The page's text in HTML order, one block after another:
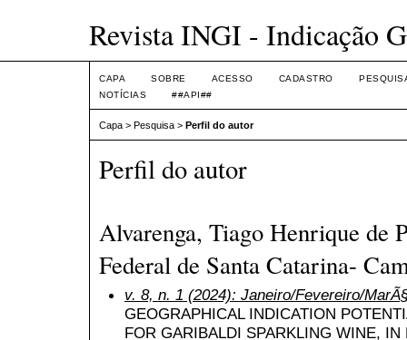
Revista INGI - Indicação
CAPA SOBRE ACESSO CADASTRO
NOTÍCIAS
##API##
Capa > Pesquisa > Perfil do autor
Perfil do autor
Alvarenga, Tiago Henrique de
Federal de Santa Catarina-
v. 8, n. 1 (2024): Janeiro/Fevereiro/
GEOGRAPHICAL INDICATION
FOR GARIBALDI SPARKLING WINE,